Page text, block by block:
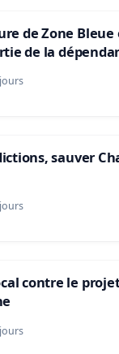
de Zone
de la
sauver
contre le